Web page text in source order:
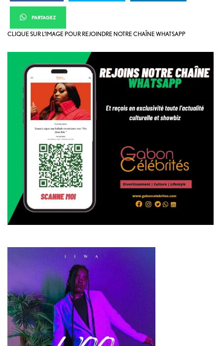
PARTAGEZ
CLIQUE SUR L’IMAGE POUR REJOINDRE NOTRE CHAÎNE WHATSAPP